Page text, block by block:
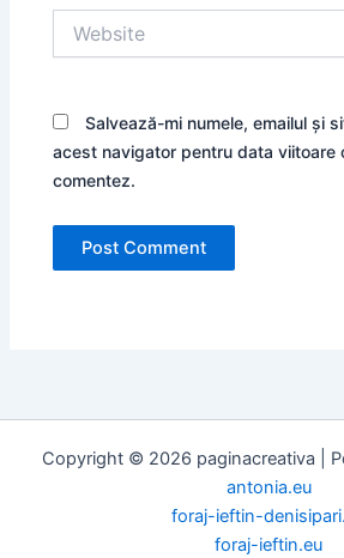
Salvează-mi numele, emailul și
acest navigator pentru data viitoare
comentez.
Copyright © 2026 paginacreativa |
antonia.eu
foraj-ieftin-
foraj-ieftin.eu